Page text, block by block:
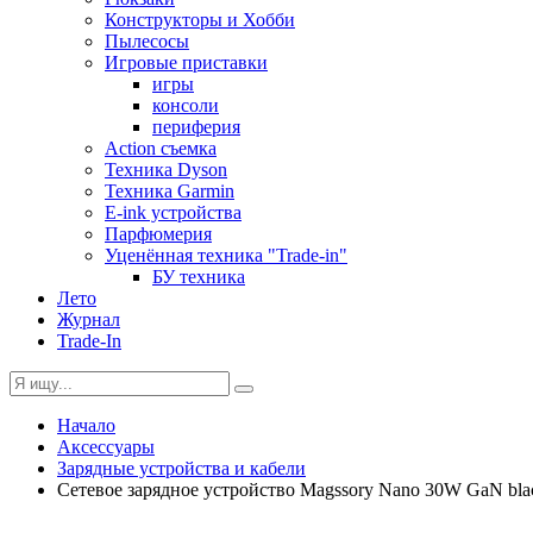
Конструкторы и Хобби
Пылесосы
Игровые приставки
игры
консоли
периферия
Action съемка
Техника Dyson
Техника Garmin
E-ink устройства
Парфюмерия
Уценённая техника "Trade-in"
БУ техника
Лето
Журнал
Trade-In
Начало
Аксессуары
Зарядные устройства и кабели
Сетевое зарядное устройство Magssory Nano 30W GaN